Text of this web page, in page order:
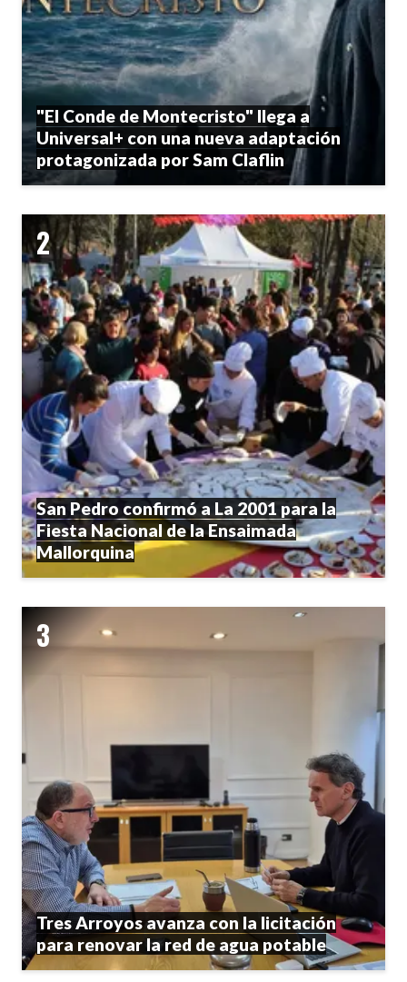
"El Conde de Montecristo" llega a
Universal+ con una nueva adaptación
protagonizada por Sam Claflin
San Pedro confirmó a La 2001 para la
Fiesta Nacional de la Ensaimada
Mallorquina
Tres Arroyos avanza con la licitación
para renovar la red de agua potable